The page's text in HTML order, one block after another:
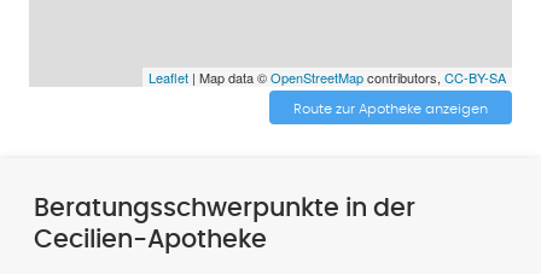
Leaflet| Map data ©OpenStreetMapcontributors, CC-BY-SA
Route zur Apotheke anzeigen
Beratungsschwerpunkte in der
Cecilien-Apotheke